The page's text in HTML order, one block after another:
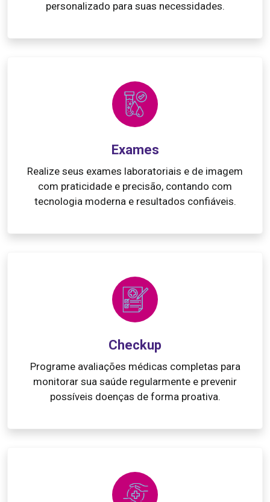
personalizado para suas necessidades.
Exames
Realize seus exames laboratoriais e de imagem
com praticidade e precisão, contando com
tecnologia moderna e resultados confiáveis.
Checkup
Programe avaliações médicas completas para
monitorar sua saúde regularmente e prevenir
possíveis doenças de forma proativa.